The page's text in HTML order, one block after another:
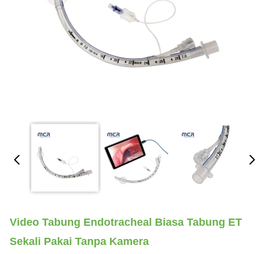
Video Tabung Endotracheal Biasa Tabung ET
Sekali Pakai Tanpa Kamera